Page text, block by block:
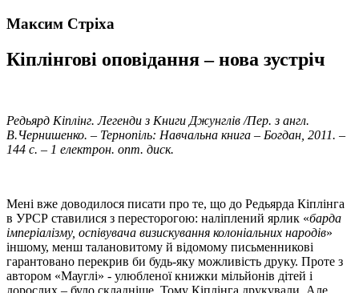
Максим Стріха
Кіплінгові оповідання – нова зустріч
Редьярд Кіплінг. Легенди з Книги Джунглів /Пер. з англ.
В.Чернишенко. – Тернопіль: Навчальна книга – Богдан, 2011. –
144 с. – 1 електрон. опт. диск.
Мені вже доводилося писати про те, що до Редьярда Кіплінга
в УРСР ставилися з пересторогою: наліплений ярлик «барда
імперіалізму, оспівувача визискування колоніальних народів»
іншому, менш талановитому й відомому письменникові
гарантовано перекрив би будь-яку можливість друку. Проте з
автором «Мауглі» - улюбленої книжки мільйонів дітей і